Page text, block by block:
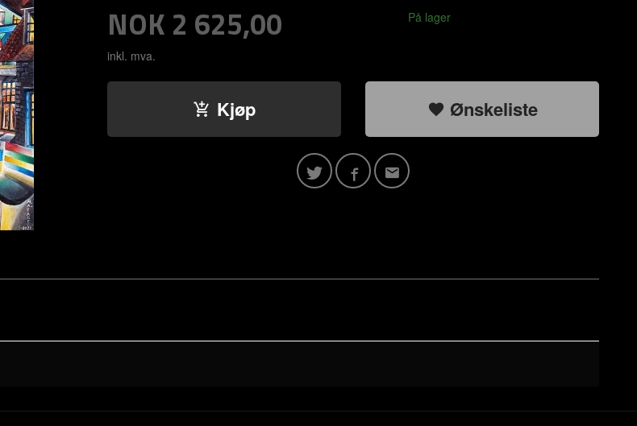
Pris
NOK 2 625,00
inkl. mva.
På lager
Kjøp Ønskeliste